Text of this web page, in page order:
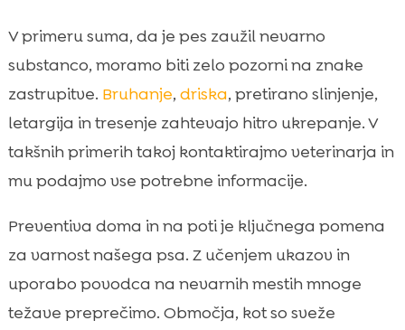
V primeru suma, da je pes zaužil nevarno
substanco, moramo biti zelo pozorni na znake
zastrupitve. Bruhanje, driska, pretirano slinjenje,
letargija in tresenje zahtevajo hitro ukrepanje. V
takšnih primerih takoj kontaktirajmo veterinarja in
mu podajmo vse potrebne informacije.
Preventiva doma in na poti je ključnega pomena
za varnost našega psa. Z učenjem ukazov in
uporabo povodca na nevarnih mestih mnoge
težave preprečimo. Območja, kot so sveže